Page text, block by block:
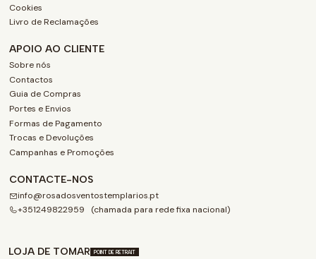
Cookies
Livro de Reclamações
APOIO AO CLIENTE
Sobre nós
Contactos
Guia de Compras
Portes e Envios
Formas de Pagamento
Trocas e Devoluções
Campanhas e Promoções
CONTACTE-NOS
info@rosadosventostemplarios.pt
+351249822959 (chamada para rede fixa nacional)
LOJA DE TOMAR POINT DE RETRAIT